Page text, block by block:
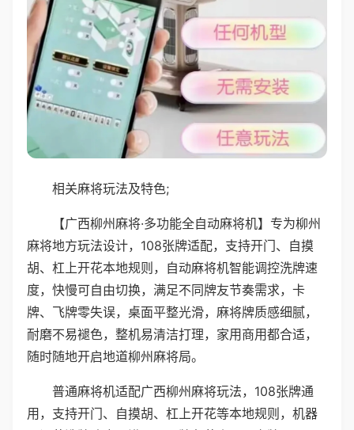
相关麻将玩法及特色;
【广西柳州麻将·多功能全自动麻将机】专为柳州
麻将地方玩法设计，108张牌适配，支持开门、自摸
胡、杠上开花本地规则，自动麻将机智能调控洗牌速
度，快慢可自由切换，满足不同牌友节奏需求，卡
牌、飞牌零失误，桌面平整光滑，麻将牌质感细腻，
耐磨不易褪色，整机易清洁打理，家用商用都合适，
随时随地开启地道柳州麻将局。
普通麻将机适配广西柳州麻将玩法，108张牌通
用，支持开门、自摸胡、杠上开花等本地规则，机器